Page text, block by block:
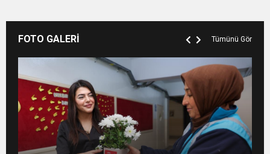
FOTO GALERİ Tümünü Gör